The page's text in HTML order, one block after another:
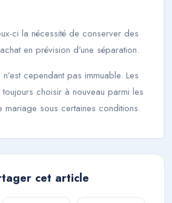
ci la nécessité de conserver des
en prévision d’une séparation.
cependant pas immuable. Les
choisir à nouveau parmi les
mariage sous certaines conditions.
cet article